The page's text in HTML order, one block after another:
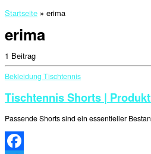
Startseite » erima
erima
1 Beitrag
Bekleidung Tischtennis
Tischtennis Shorts |
Passende Shorts sind ein essentieller